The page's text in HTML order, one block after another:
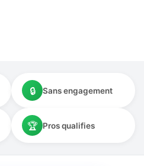
🔒 Sans engagement
🏆 Pros qualifies